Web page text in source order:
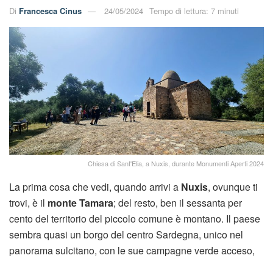
Di Francesca Cinus 24/05/2024 Tempo di lettura: 7 minuti
Chiesa di Sant'Elia, a Nuxis, durante Monumenti Aperti 2024
La prima cosa che vedi, quando arrivi a Nuxis, ovunque ti
trovi, è il monte Tamara; del resto, ben il sessanta per
cento del territorio del piccolo comune è montano. Il paese
sembra quasi un borgo del centro Sardegna, unico nel
panorama sulcitano, con le sue campagne verde acceso,